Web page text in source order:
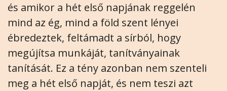
és amikor a hét első napjának reggelén
mind az ég, mind a föld szent lényei
ébredeztek, feltámadt a sírból, hogy
megújítsa munkáját, tanítványainak
tanítását. Ez a tény azonban nem szenteli
meg a hét első napját, és nem teszi azt